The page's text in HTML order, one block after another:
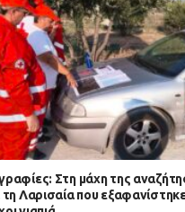
Στη μάχη της
Λαρισαία που